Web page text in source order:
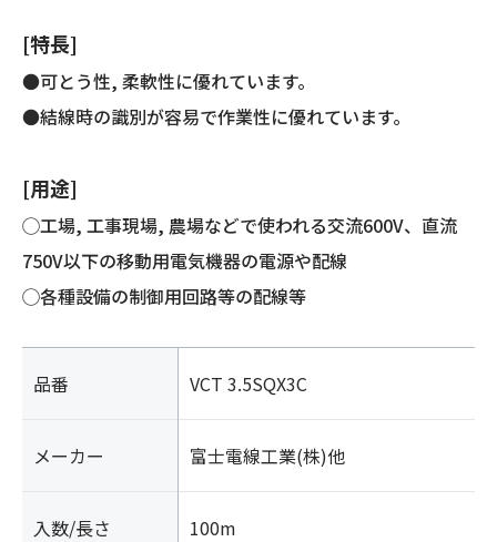
[特長]
●可とう性, 柔軟性に優れています。
●結線時の識別が容易で作業性に優れています。
[用途]
◯工場, 工事現場, 農場などで使われる交流600V、直流
750V以下の移動用電気機器の電源や配線
◯各種設備の制御用回路等の配線等
品番 VCT 3.5SQX3C
メーカー 富士電線工業(株)他
入数/長さ 100m